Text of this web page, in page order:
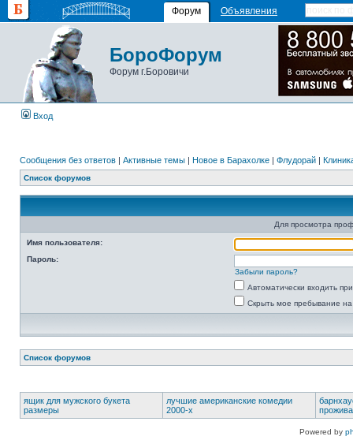
Форум Объявления
БороФорум
Форум г.Боровичи
Вход
Сообщения без ответов | Активные темы | Новое в Барахолке | Флудорай |
Список форумов
Для просмотра
Имя пользователя:
Пароль:
Забыли пароль?
Автоматически входить
Скрыть мое пребывание
Список форумов
ящик для мужского букета
размеры
лучшие американские комедии
2000-х
Powered by